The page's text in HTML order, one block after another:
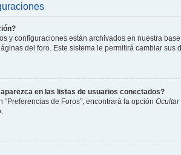
y configuraciones están archivados en nuestra
del foro. Este sistema le permitirá cambiar sus
en las listas de usuarios conectados?
de Foros”, encontrará la opción